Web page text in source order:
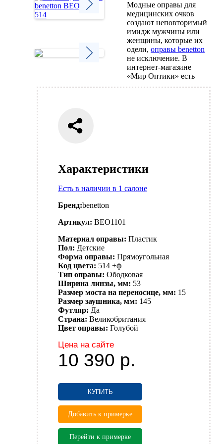
Характеристики
Есть в наличии в 1 салоне
Бренд:benetton
Артикул: BEO1101
Материал оправы: Пластик
Пол: Детские
Форма оправы: Прямоугольная
Код цвета: 514 +ф
Тип оправы: Ободковая
Ширина линзы, мм: 53
Размер моста на переносице, мм: 15
Размер заушника, мм: 145
Футляр: Да
Страна: Великобритания
Цвет оправы: Голубой
Цена на сайте
10 390 р.
КУПИТЬ
Добавить к примерке
Перейти к примерке
Модные оправы для
медицинских очков
создают неповторимый
имидж мужчины или
женщины, которые их
одели,оправы benetton
не исключение. В
интернет-магазине
«Мир Оптики» есть